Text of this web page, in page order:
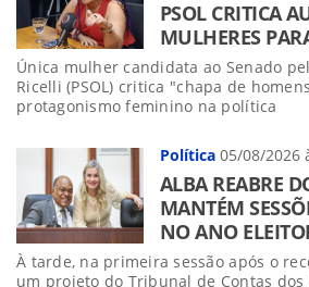
PSOL CRITICA
MULHERES
Única mulher candidata ao Senado
Ricelli (PSOL) critica "chapa de
protagonismo feminino na política
Política 05/08/2026
ALBA REABRE
MANTÉM
NO ANO
À tarde, na primeira sessão após o
um projeto do Tribunal de Contas